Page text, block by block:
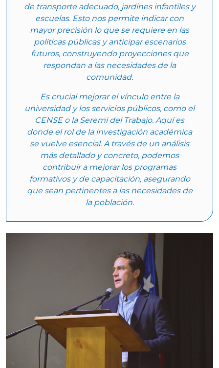
de transporte adecuado, jardines infantiles y
escuelas. Esto nos permite indicar con
mayor precisión lo que se requiere en las
políticas públicas y anticipar escenarios
futuros, construyendo proyecciones que
respondan a las necesidades de la
comunidad.
Es crucial mejorar el vínculo entre la
universidad y los servicios públicos, como el
CENSE o la Seremi del Trabajo. Aquí es
donde el rol de la investigación académica
se vuelve esencial. A través de un análisis
más detallado y concreto, podemos
contribuir a mejorar los programas
formativos y de capacitación, asegurando
que sean pertinentes a las necesidades de
la población.